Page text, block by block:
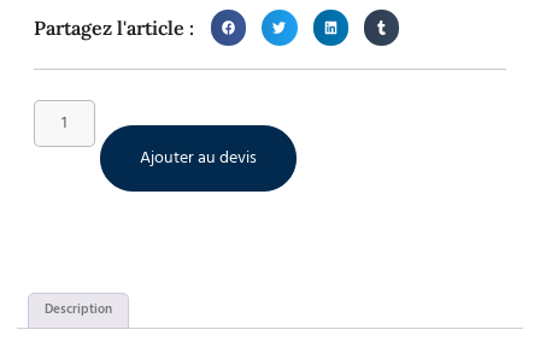
Partagez l'article :
Ajouter au devis
Description